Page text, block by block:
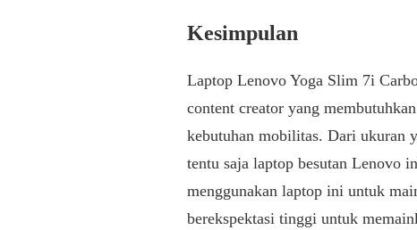
Kesimpulan
Laptop Lenovo Yoga Slim 7i
content creator yang
kebutuhan mobilitas. Dari ukuran
tentu saja laptop besutan Lenovo
menggunakan laptop ini untuk
berekspektasi tinggi untuk